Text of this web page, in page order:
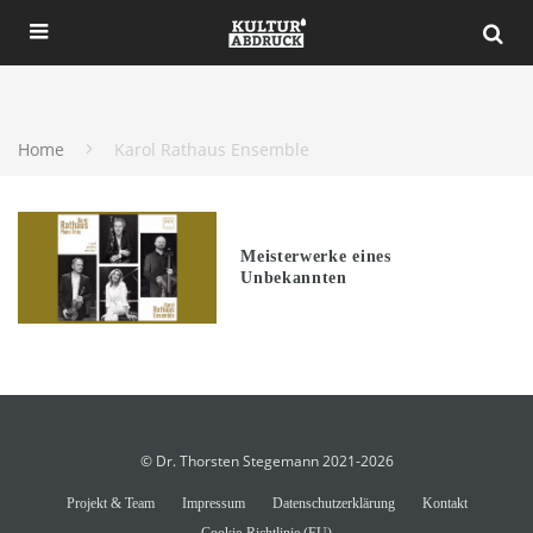
Home Karol Rathaus Ensemble
Meisterwerke eines
Unbekannten
© Dr. Thorsten Stegemann 2021-2026
Projekt & Team Impressum Datenschutzerklärung
Kontakt